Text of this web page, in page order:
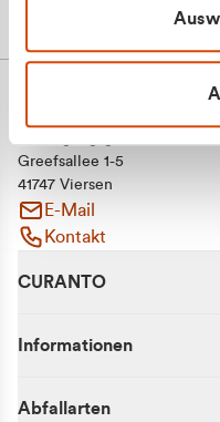
Greefsallee 1-5
41747 Viersen
E-Mail
Kontakt
CURANTO
Informationen
Abfallarten